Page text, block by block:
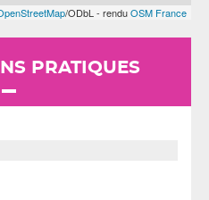
/ODbL - renduOSM France
PRATIQUES